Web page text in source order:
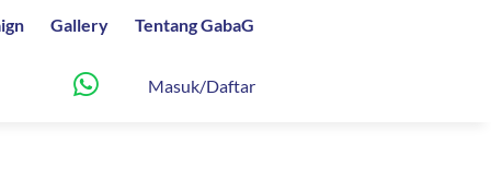
Gallery Tentang GabaG
Masuk/Daftar